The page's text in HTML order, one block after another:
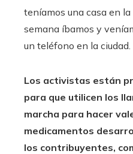
teníamos una casa en la
semana íbamos y
un teléfono en la ciudad.
Los activistas están
para que utilicen los
marcha para hacer
medicamentos
los contribuyentes,